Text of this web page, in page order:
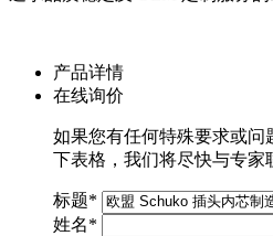
产品详情
在线询价
如果您有任何特殊要求或问
下表格，我们将尽快与专家
标题*
姓名*